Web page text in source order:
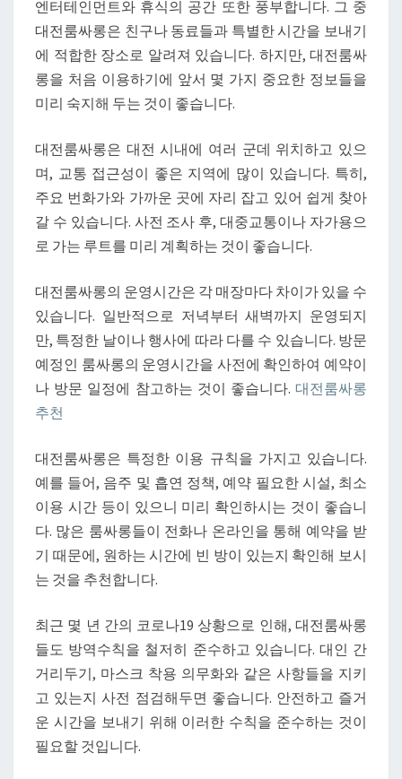
용
전
확
인
야
할
위
치
와
영
정
보
엔터테인먼트와 휴식의 공간 또한 풍부합니다. 그 중
대전룸싸롱은 친구나 동료들과 특별한 시간을 보내기
에 적합한 장소로 알려져 있습니다. 하지만, 대전룸싸
롱을 처음 이용하기에 앞서 몇 가지 중요한 정보들을
미리 숙지해 두는 것이 좋습니다.
대전룸싸롱은 대전 시내에 여러 군데 위치하고 있으
며, 교통 접근성이 좋은 지역에 많이 있습니다. 특히,
주요 번화가와 가까운 곳에 자리 잡고 있어 쉽게 찾아
갈 수 있습니다. 사전 조사 후, 대중교통이나 자가용으
로 가는 루트를 미리 계획하는 것이 좋습니다.
대전룸싸롱의 운영시간은 각 매장마다 차이가 있을 수
있습니다. 일반적으로 저녁부터 새벽까지 운영되지
만, 특정한 날이나 행사에 따라 다를 수 있습니다. 방문
예정인 룸싸롱의 운영시간을 사전에 확인하여 예약이
나 방문 일정에 참고하는 것이 좋습니다. 대전룸싸롱
추천
대전룸싸롱은 특정한 이용 규칙을 가지고 있습니다.
예를 들어, 음주 및 흡연 정책, 예약 필요한 시설, 최소
이용 시간 등이 있으니 미리 확인하시는 것이 좋습니
다. 많은 룸싸롱들이 전화나 온라인을 통해 예약을 받
기 때문에, 원하는 시간에 빈 방이 있는지 확인해 보시
는 것을 추천합니다.
최근 몇 년 간의 코로나19 상황으로 인해, 대전룸싸롱
들도 방역수칙을 철저히 준수하고 있습니다. 대인 간
거리두기, 마스크 착용 의무화와 같은 사항들을 지키
고 있는지 사전 점검해두면 좋습니다. 안전하고 즐거
운 시간을 보내기 위해 이러한 수칙을 준수하는 것이
필요할 것입니다.